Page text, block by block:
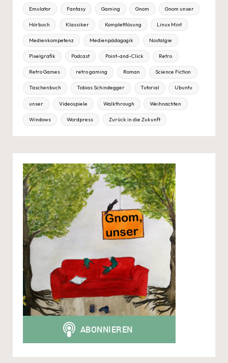
Emulator Fantasy Gaming Gnom Gnom unser
Hörbuch Klassiker Komplettlösung Linux Mint
Medienkompetenz Medienpädagogik Nostalgie
Pixelgrafik Podcast Point-and-Click Retro
Retro Games retro gaming Roman Science Fiction
Taschenbuch Tobias Schindegger Tutorial Ubuntu
unser Videospiele Walkthrough Weihnachten
Windows Wordpress Zurück in die Zukunft